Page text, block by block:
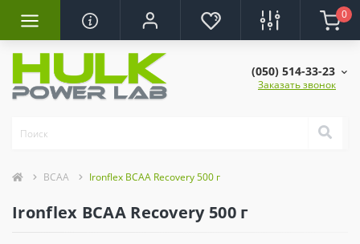
0
(050) 514-33-23
Заказать звонок
BCAA Ironflex BCAA Recovery 500 г
Ironflex BCAA Recovery 500 г